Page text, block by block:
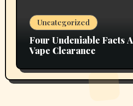
Uncategorized
Four Undeniable Facts
Vape Clearance